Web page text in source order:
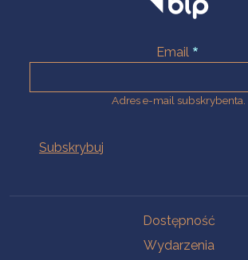
Email
Adres e-mail subskrybenta.
Dostępność
Wydarzenia